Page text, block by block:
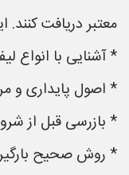
معتبر دریافت
* آشنایی با انواع
* اصول پایداری و
* بازرسی قبل از
* روش صحیح